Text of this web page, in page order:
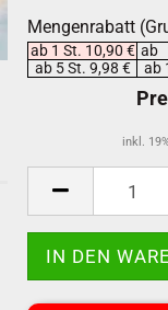
Mengenrabatt
ab 1 St. 10,90 € ab
ab 5 St. 9,98 €
ab
inkl.